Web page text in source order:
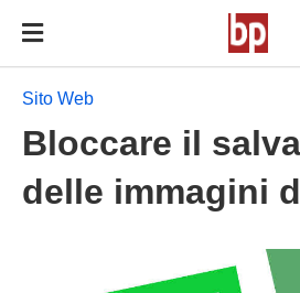
Sito Web
Bloccare il
delle immagini